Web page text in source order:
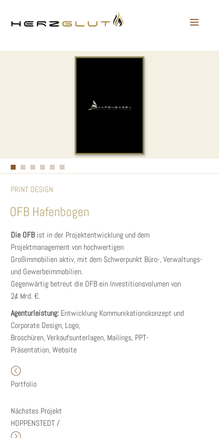
PRINT DESIGN
OFB Hafenbogen
Die OFBist in der Projektentwicklung und dem
Projektmanagement von hochwertigen
Großimmobilien aktiv, mit dem Schwerpunkt Büro-, Verwaltungs-
und Gewerbeimmobilien.
Gegenwärtig betreut die OFB ein Investitionsvolumen von
2,4 Mrd. €.
Agenturleistung: Entwicklung Kommunikationskonzept und
Corporate Design, Logo,
Broschüren, Verkaufsunterlagen, Mailings, PPT-
Präsentation, Website
Portfolio
Nächstes Projekt
HOPPENSTEDT /